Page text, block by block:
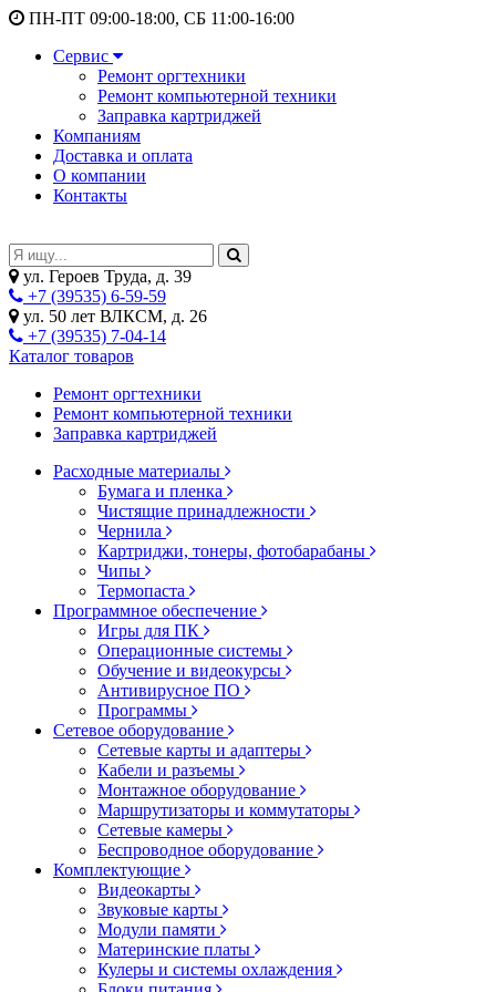
ПН-ПТ 09:00-18:00, СБ 11:00-16:00
Сервис
Ремонт оргтехники
Ремонт компьютерной техники
Заправка картриджей
Компаниям
Доставка и оплата
О компании
Контакты
ул. Героев Труда, д. 39
+7 (39535) 6-59-59
ул. 50 лет ВЛКСМ, д. 26
+7 (39535) 7-04-14
Каталог товаров
Ремонт оргтехники
Ремонт компьютерной техники
Заправка картриджей
Расходные материалы
Бумага и пленка
Чистящие принадлежности
Чернила
Картриджи, тонеры, фотобарабаны
Чипы
Термопаста
Программное обеспечение
Игры для ПК
Операционные системы
Обучение и видеокурсы
Антивирусное ПО
Программы
Сетевое оборудование
Сетевые карты и адаптеры
Кабели и разъемы
Монтажное оборудование
Маршрутизаторы и коммутаторы
Сетевые камеры
Беспроводное оборудование
Комплектующие
Видеокарты
Звуковые карты
Модули памяти
Материнские платы
Кулеры и системы охлаждения